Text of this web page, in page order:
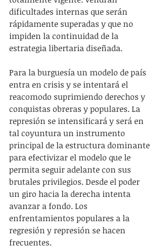
dificultades internas que serán
rápidamente superadas y que no
impiden la continuidad de la
estrategia libertaria diseñada.
Para la burguesía un modelo de país
entra en crisis y se intentará el
reacomodo suprimiendo derechos y
conquistas obreras y populares. La
represión se intensificará y será en
tal coyuntura un instrumento
principal de la estructura dominante
para efectivizar el modelo que le
permita seguir adelante con sus
brutales privilegios. Desde el poder
un giro hacia la derecha intenta
avanzar a fondo. Los
enfrentamientos populares a la
regresión y represión se hacen
frecuentes.